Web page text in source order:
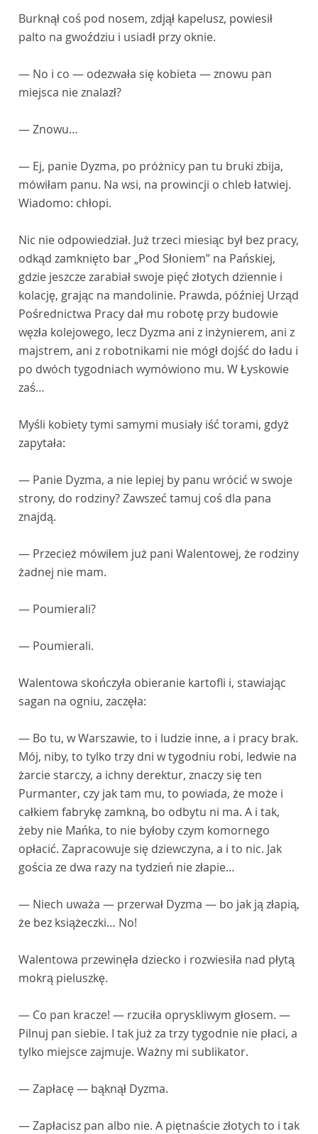
Burknął coś pod nosem, zdjął kapelusz, powiesił
palto na gwoździu i usiadł przy oknie.
— No i co — odezwała się kobieta — znowu pan
miejsca nie znalazł?
— Znowu…
— Ej, panie Dyzma, po próżnicy pan tu bruki zbija,
mówiłam panu. Na wsi, na prowincji o chleb łatwiej.
Wiadomo: chłopi.
Nic nie odpowiedział. Już trzeci miesiąc był bez pracy,
odkąd zamknięto bar „Pod Słoniem” na Pańskiej,
gdzie jeszcze zarabiał swoje pięć złotych dziennie i
kolację, grając na mandolinie. Prawda, później Urząd
Pośrednictwa Pracy dał mu robotę przy budowie
węzła kolejowego, lecz Dyzma ani z inżynierem, ani z
majstrem, ani z robotnikami nie mógł dojść do ładu i
po dwóch tygodniach wymówiono mu. W Łyskowie
zaś…
Myśli kobiety tymi samymi musiały iść torami, gdyż
zapytała:
— Panie Dyzma, a nie lepiej by panu wrócić w swoje
strony, do rodziny? Zawszeć tamuj coś dla pana
znajdą.
— Przecież mówiłem już pani Walentowej, że rodziny
żadnej nie mam.
— Poumierali?
— Poumierali.
Walentowa skończyła obieranie kartofli i, stawiając
sagan na ogniu, zaczęła:
— Bo tu, w Warszawie, to i ludzie inne, a i pracy brak.
Mój, niby, to tylko trzy dni w tygodniu robi, ledwie na
żarcie starczy, a ichny derektur, znaczy się ten
Purmanter, czy jak tam mu, to powiada, że może i
całkiem fabrykę zamkną, bo odbytu ni ma. A i tak,
żeby nie Mańka, to nie byłoby czym komornego
opłacić. Zapracowuje się dziewczyna, a i to nic. Jak
gościa ze dwa razy na tydzień nie złapie…
— Niech uważa — przerwał Dyzma — bo jak ją złapią,
że bez książeczki… No!
Walentowa przewinęła dziecko i rozwiesiła nad płytą
mokrą pieluszkę.
— Co pan kracze! — rzuciła opryskliwym głosem. —
Pilnuj pan siebie. I tak już za trzy tygodnie nie płaci, a
tylko miejsce zajmuje. Ważny mi sublikator.
— Zapłacę — bąknął Dyzma.
— Zapłacisz pan albo nie. A piętnaście złotych to i tak